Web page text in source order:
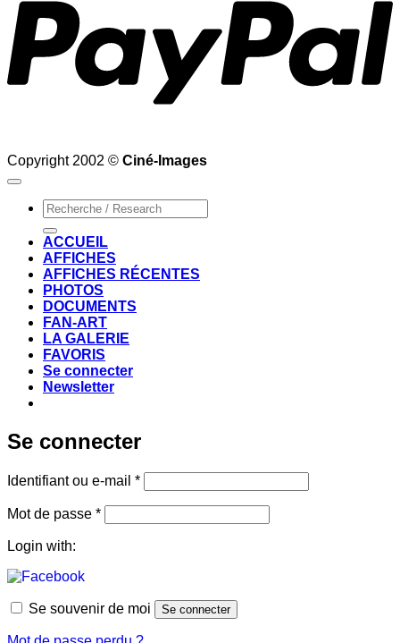
Copyright 2002 © Ciné-Images
Recherche
pour :
ACCUEIL
AFFICHES
AFFICHES RÉCENTES
PHOTOS
DOCUMENTS
FAN-ART
LA GALERIE
FAVORIS
Se connecter
Newsletter
Se connecter
Identifiant ou e-mail *Obligatoire
Mot de passe *Obligatoire
Login with:
Se souvenir de moi Se connecter